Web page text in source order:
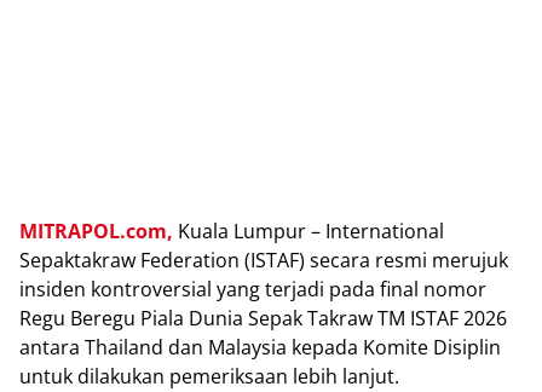
MITRAPOL.com, Kuala Lumpur – International
Sepaktakraw Federation (ISTAF) secara resmi merujuk
insiden kontroversial yang terjadi pada final nomor
Regu Beregu Piala Dunia Sepak Takraw TM ISTAF 2026
antara Thailand dan Malaysia kepada Komite Disiplin
untuk dilakukan pemeriksaan lebih lanjut.